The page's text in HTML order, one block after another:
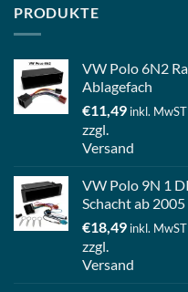
PRODUKTE
VW Polo 6N2
Ablagefach
€11,49 inkl. MwST
zzgl.
Versand
VW Polo 9N 1
Schacht ab 2005
€18,49 inkl. MwST
zzgl.
Versand